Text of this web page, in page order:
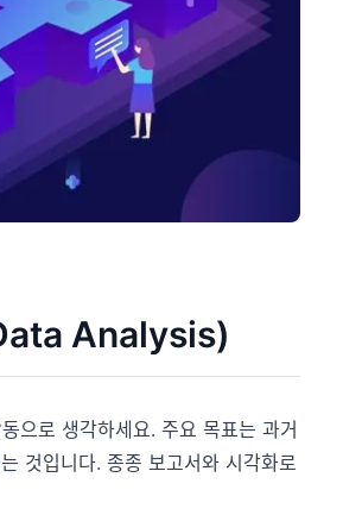
Analysis)
으로 생각하세요. 주요 목표는 과거
것입니다. 종종 보고서와 시각화로